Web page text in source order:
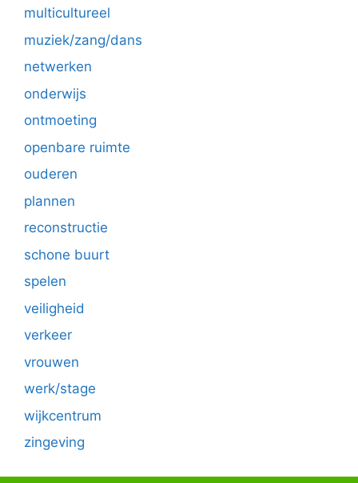
multicultureel
muziek/zang/dans
netwerken
onderwijs
ontmoeting
openbare ruimte
ouderen
plannen
reconstructie
schone buurt
spelen
veiligheid
verkeer
vrouwen
werk/stage
wijkcentrum
zingeving